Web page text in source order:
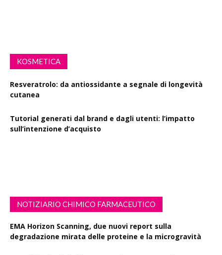
KOSMETICA
Resveratrolo: da antiossidante a segnale di longevità
cutanea
Tutorial generati dal brand e dagli utenti: l’impatto
sull’intenzione d’acquisto
NOTIZIARIO CHIMICO FARMACEUTICO
EMA Horizon Scanning, due nuovi report sulla
degradazione mirata delle proteine e la microgravità